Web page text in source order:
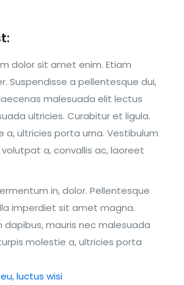
dolor sit amet enim. Etiam
Suspendisse a pellentesque dui,
malesuada elit lectus
ultricies. Curabitur et ligula.
a, ultricies porta urna. Vestibulum
a, convallis ac, laoreet
in, dolor. Pellentesque
imperdiet sit amet magna.
dapibus, mauris nec malesuada
molestie a, ultricies porta
luctus wisi